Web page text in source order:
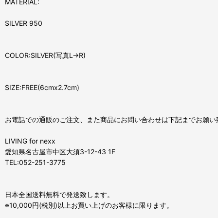
SILVER 950
COLOR:SILVER(写真L→R)
SIZE:FREE(6cmx2.7cm)
お電話での通販のご注文、また商品にお問い合わせは下記までお願い
LIVING for nexx
愛知県名古屋市中区大須3-12-43 1F
TEL:052-251-3775
日本全国送料無料で発送致します。
※10,000円(税別)以上お買い上げのお客様に限ります。